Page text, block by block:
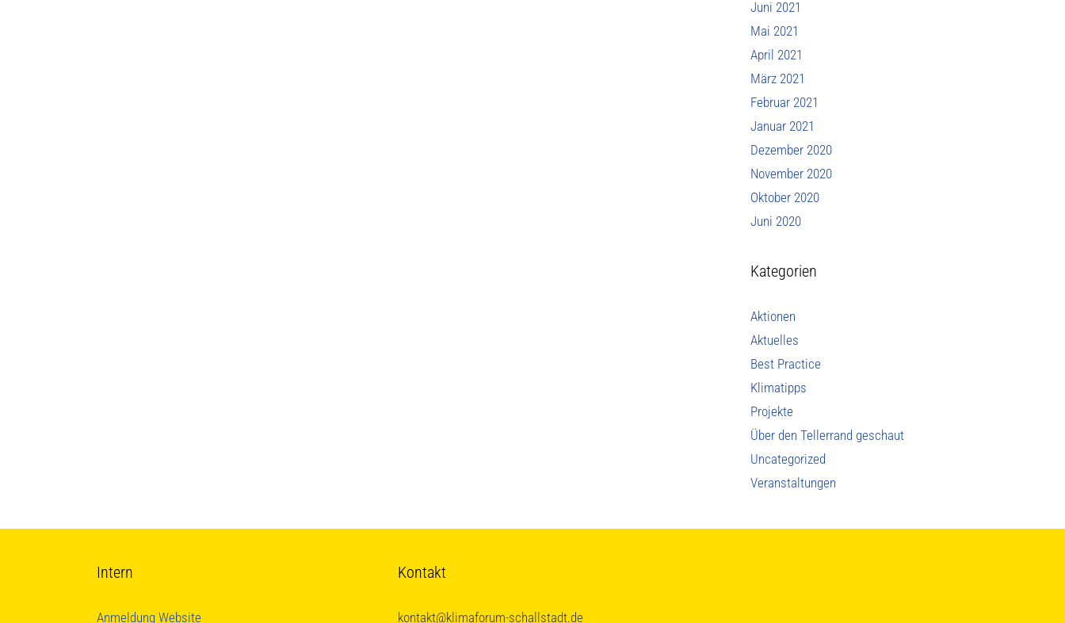
Juni 2021
Mai 2021
April 2021
März 2021
Februar 2021
Januar 2021
Dezember 2020
November 2020
Oktober 2020
Juni 2020
Kategorien
Aktionen
Aktuelles
Best Practice
Klimatipps
Projekte
Über den Tellerrand geschaut
Uncategorized
Veranstaltungen
Intern
Anmeldung Website
Kontakt
kontakt@klimaforum-schallstadt.de